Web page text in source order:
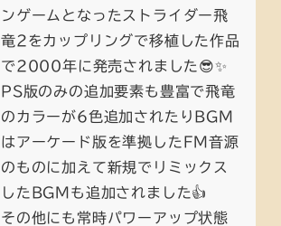
ンゲームとなったストライダー飛
竜2をカップリングで移植した作品
で2000年に発売されました😎✨
PS版のみの追加要素も豊富で飛竜
のカラーが6色追加されたりBGM
はアーケード版を準拠したFM音源
のものに加えて新規でリミックス
したBGMも追加されました👍
その他にも常時パワーアップ状態